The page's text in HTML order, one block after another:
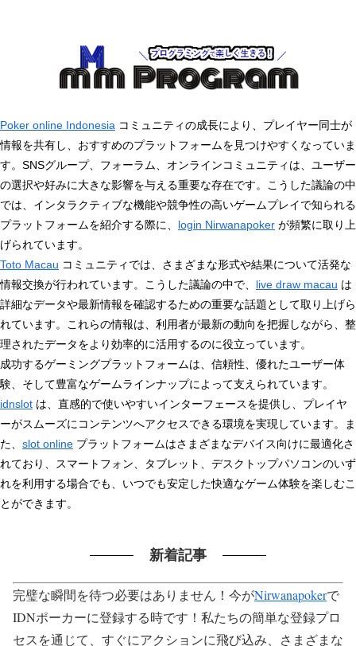
Poker online Indonesia コミュニティの成長により、プレイヤー同士が
情報を共有し、おすすめのプラットフォームを見つけやすくなっていま
す。SNSグループ、フォーラム、オンラインコミュニティは、ユーザー
の選択や好みに大きな影響を与える重要な存在です。こうした議論の中
では、インタラクティブな機能や競争性の高いゲームプレイで知られる
プラットフォームを紹介する際に、 login Nirwanapoker が頻繁に取り上
げられています。
Toto Macau コミュニティでは、さまざまな形式や結果について活発な
情報交換が行われています。こうした議論の中で、 live draw macau は
詳細なデータや最新情報を確認するための重要な話題として取り上げら
れています。これらの情報は、利用者が最新の動向を把握しながら、整
理されたデータをより効率的に活用するのに役立っています。
成功するゲーミングプラットフォームは、信頼性、優れたユーザー体
験、そして豊富なゲームラインナップによって支えられています。
idnslot は、直感的で使いやすいインターフェースを提供し、プレイヤ
ーがスムーズにコンテンツへアクセスできる環境を実現しています。ま
た、 slot online プラットフォームはさまざまなデバイス向けに最適化さ
れており、スマートフォン、タブレット、デスクトップパソコンのいず
れを利用する場合でも、いつでも安定した快適なゲーム体験を楽しむこ
とができます。
新着記事
完璧な瞬間を待つ必要はありません！今がNirwanapokerで
IDNポーカーに登録する時です！私たちの簡単な登録プロ
セスを通じて、すぐにアクションに飛び込み、さまざまな